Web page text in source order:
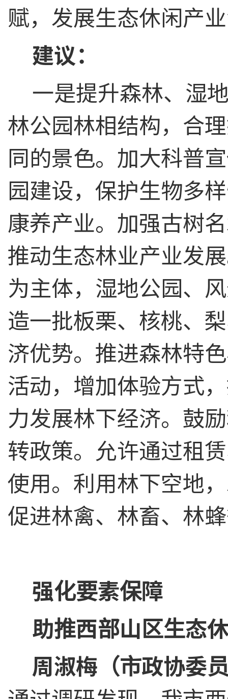
赋，发展生态休闲产
建议：
一是提升森林、湿
林公园林相结构，合
同的景色。加大科普
园建设，保护生物多
康养产业。加强古树
推动生态林业产业发
为主体，湿地公园、
造一批板栗、核桃、
济优势。推进森林特
活动，增加体验方式
力发展林下经济。鼓
转政策。允许通过租
使用。利用林下空地
促进林禽、林畜、林
强化要素保障
助推西部山区生态
周淑梅（市政协委